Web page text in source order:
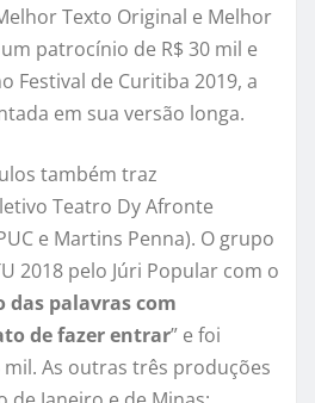
Texto Original e Melhor
patrocínio de R$ 30 mil e
Festival de Curitiba 2019, a
em sua versão longa.
também traz
Teatro Dy Afronte
PUC e Martins Penna). O grupo
2018 pelo Júri Popular com o
das palavras com
de fazer entrar” e foi
As outras três produções